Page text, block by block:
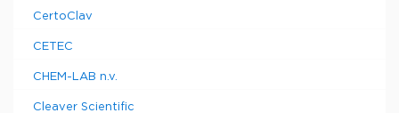
CertoClav
CETEC
CHEM-LAB n.v.
Cleaver Scientific